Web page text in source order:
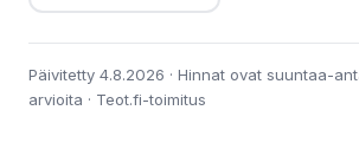
Päivitetty 4.8.2026 · Hinnat ovat suuntaa-
arvioita · Teot.fi-toimitus